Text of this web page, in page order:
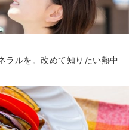
ラルを。改めて知りたい熱中